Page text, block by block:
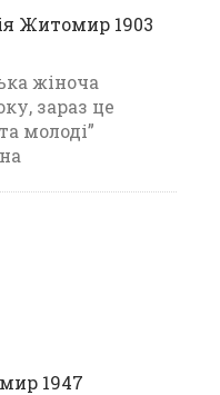
Житомир 1903
жіноча
зараз це
молоді”
1947